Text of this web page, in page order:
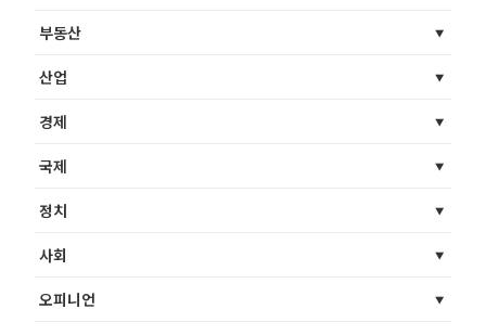
부동산
산업
경제
국제
정치
사회
오피니언